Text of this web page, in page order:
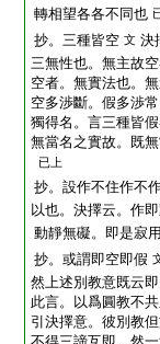
轉相望各各不同也
抄。三種皆空 文 決
三無性也。無主故
空者。無實法也。
空多渉斷。假多渉
獨得名。言三種皆
無當名之實故。既
已上
抄。設作不住作不
以也。決擇云。作
動靜無礙。即是寂
抄。或謂即空即假
然上述別教意既云
此言。以爲圓教不
引決擇意。彼別教